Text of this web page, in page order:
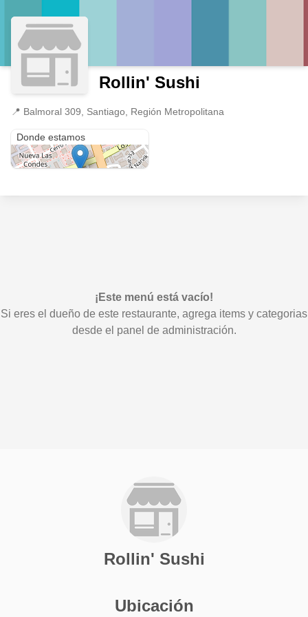
Rollin' Sushi
📍 Balmoral 309, Santiago, Región Metropolitana
Donde estamos
¡Este menú está vacío!
Si eres el dueño de este restaurante, agrega items y categorias
desde el panel de administración.
Rollin' Sushi
Ubicación